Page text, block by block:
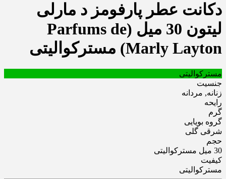
دکانت عطر پارفومز د مارلی
لیتون 30 میل (Parfums de
Marly Layton) مسترکوالیتی
مسترکوالیتی
جنسیت
زنانه, مردانه
رایحه
گرم
گروه بویایی
شرقی گلی
حجم
30 میل مسترکوالیتی
کیفیت
مسترکوالیتی